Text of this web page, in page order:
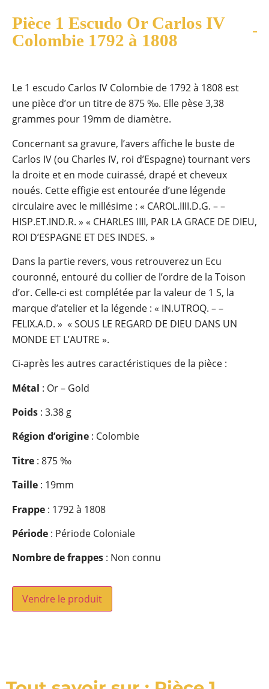
Pièce 1 Escudo Or Carlos IV
Colombie 1792 à 1808
Le 1 escudo Carlos IV Colombie de 1792 à 1808 est
une pièce d’or un titre de 875 ‰. Elle pèse 3,38
grammes pour 19mm de diamètre.
Concernant sa gravure, l’avers affiche le buste de
Carlos IV (ou Charles IV, roi d’Espagne) tournant vers
la droite et en mode cuirassé, drapé et cheveux
noués. Cette effigie est entourée d’une légende
circulaire avec le millésime : « CAROL.IIII.D.G. – –
HISP.ET.IND.R. » « CHARLES IIII, PAR LA GRACE DE DIEU,
ROI D’ESPAGNE ET DES INDES. »
Dans la partie revers, vous retrouverez un Ecu
couronné, entouré du collier de l’ordre de la Toison
d’or. Celle-ci est complétée par la valeur de 1 S, la
marque d’atelier et la légende : « IN.UTROQ. – –
FELIX.A.D. » « SOUS LE REGARD DE DIEU DANS UN
MONDE ET L’AUTRE ».
Ci-après les autres caractéristiques de la pièce :
Métal : Or – Gold
Poids : 3.38 g
Région d’origine : Colombie
Titre : 875 ‰
Taille : 19mm
Frappe : 1792 à 1808
Période : Période Coloniale
Nombre de frappes : Non connu
Vendre le produit